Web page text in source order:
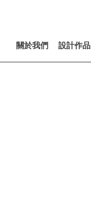
關於我們 設計作品